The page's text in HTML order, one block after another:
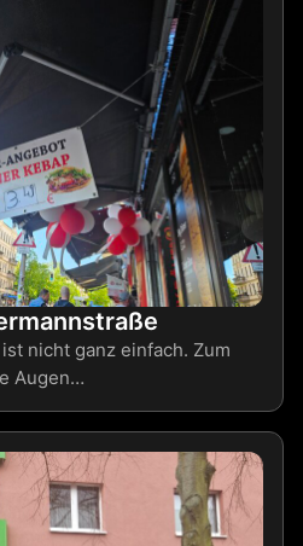
nicht ganz einfach. Zum
Augen…